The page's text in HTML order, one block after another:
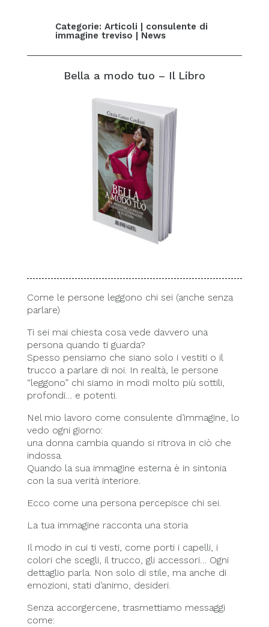
Categorie: Articoli | consulente di
immagine treviso | News
Bella a modo tuo – Il Libro
Come le persone leggono chi sei (anche senza
parlare)
Ti sei mai chiesta cosa vede davvero una
persona quando ti guarda?
Spesso pensiamo che siano solo i vestiti o il
trucco a parlare di noi. In realtà, le persone
“leggono” chi siamo in modi molto più sottili,
profondi… e potenti.
Nel mio lavoro come consulente d’immagine, lo
vedo ogni giorno:
una donna cambia quando si ritrova in ciò che
indossa.
Quando la sua immagine esterna è in sintonia
con la sua verità interiore.
Ecco come una persona percepisce chi sei.
La tua immagine racconta una storia
Il modo in cui ti vesti, come porti i capelli, i
colori che scegli, il trucco, gli accessori… Ogni
dettaglio parla. Non solo di stile, ma anche di
emozioni, stati d’animo, desideri.
Senza accorgercene, trasmettiamo messaggi
come: